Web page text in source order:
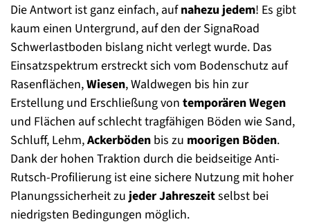
Die Antwort ist ganz einfach, aufnahezu jedem! Es gibt
kaum einen Untergrund, auf den der SignaRoad
Schwerlastboden bislang nicht verlegt wurde. Das
Einsatzspektrum erstreckt sich vom Bodenschutz auf
Rasenflächen,Wiesen, Waldwegen bis hin zur
Erstellung und Erschließung von temporären Wegen
und Flächen auf schlecht tragfähigen Böden wie Sand,
Schluff, Lehm,Ackerböden bis zu moorigen Böden.
Dank der hohen Traktion durch die beidseitige Anti-
Rutsch-Profilierung ist eine sichere Nutzung mit hoher
Planungssicherheit zu jeder Jahreszeitselbst bei
niedrigsten Bedingungen möglich.